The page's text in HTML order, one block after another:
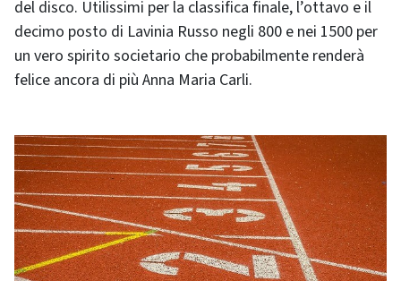
del disco. Utilissimi per la classifica finale, l’ottavo e il
decimo posto di Lavinia Russo negli 800 e nei 1500 per
un vero spirito societario che probabilmente renderà
felice ancora di più Anna Maria Carli.